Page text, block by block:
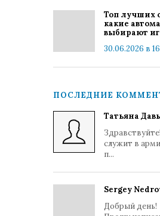
Топ лучших
какие
выбирают
30.06.2026 в
ПОСЛЕДНИЕ
Татьяна
служит в
п...
Sergey
Добрый день!